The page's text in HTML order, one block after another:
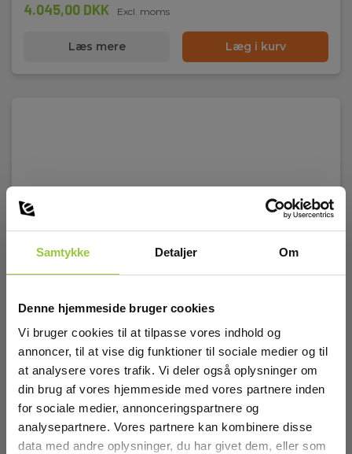
Samtykke Detaljer Om
Denne hjemmeside bruger cookies
Vi bruger cookies til at tilpasse vores indhold og
annoncer, til at vise dig funktioner til sociale medier og til
at analysere vores trafik. Vi deler også oplysninger om
din brug af vores hjemmeside med vores partnere inden
for sociale medier, annonceringspartnere og
analysepartnere. Vores partnere kan kombinere disse
data med andre oplysninger, du har givet dem, eller som
4.045,00 DKK Excl. moms
Læs mere Læg i kurv
Radiodetection Sonde standard Ø39mm 512Hz